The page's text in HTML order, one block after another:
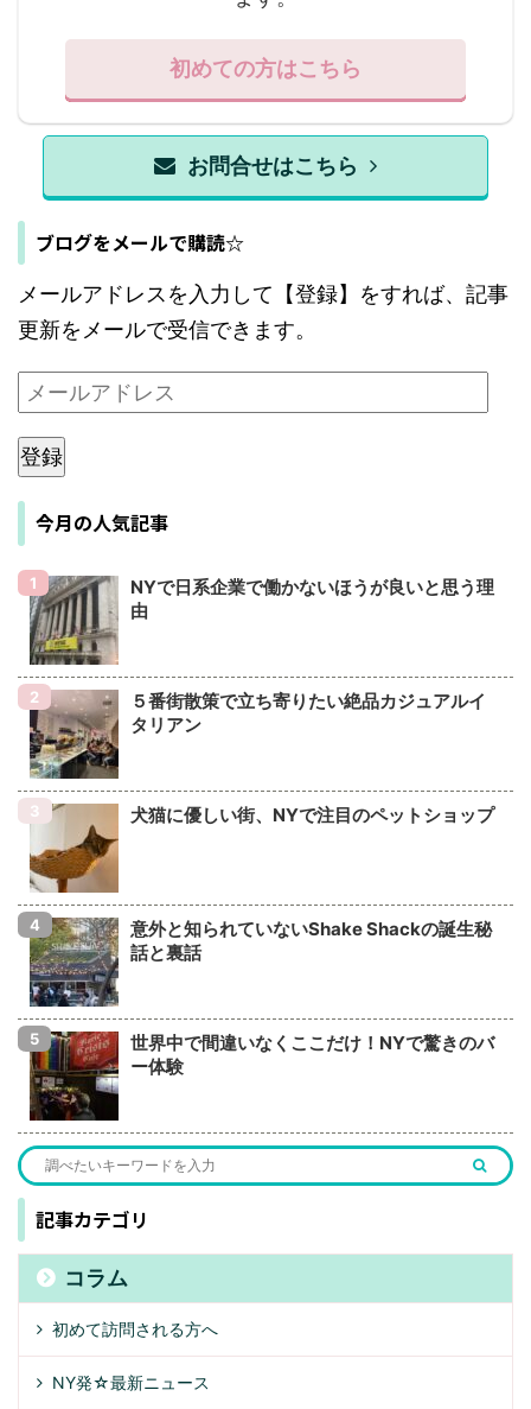
初めての方はこちら
お問合せはこちら
ブログをメールで購読☆
メールアドレスを入力して【登録】をすれば、記事
更新をメールで受信できます。
登録
今月の人気記事
NYで日系企業で働かないほうが良いと思う理
由
５番街散策で立ち寄りたい絶品カジュアルイ
タリアン
犬猫に優しい街、NYで注目のペットショップ
意外と知られていないShake Shackの誕生秘
話と裏話
世界中で間違いなくここだけ！NYで驚きのバ
ー体験
記事カテゴリ
コラム
初めて訪問される方へ
NY発☆最新ニュース